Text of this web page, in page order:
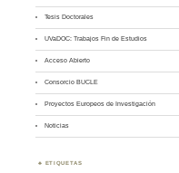
Tesis Doctorales
UVaDOC: Trabajos Fin de Estudios
Acceso Abierto
Consorcio BUCLE
Proyectos Europeos de Investigación
Noticias
ETIQUETAS